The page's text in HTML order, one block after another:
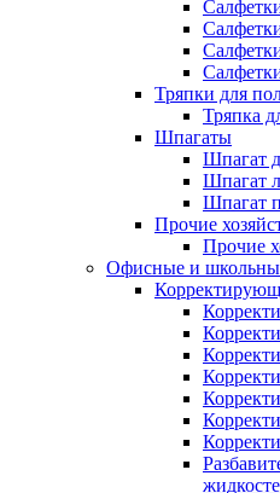
Тряпки для
Тряпка
Шпагаты
Шпагат
Шпагат
Шпагат
Прочие
Прочие
Офисные и